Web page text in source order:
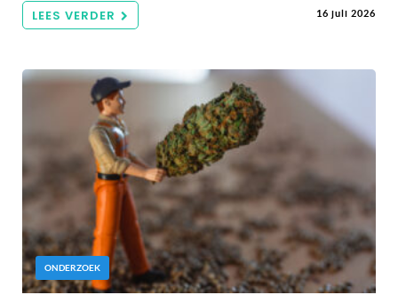
LEES VERDER 16 juli 2026
ONDERZOEK